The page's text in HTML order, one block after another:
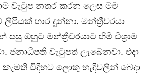
වැටුප නතර කරන ලෙස මම
භාර දුන්නා. මන්ත්‍රීවරයා
පසු ඔහුට මන්ත්‍රීවරයාට හිමි විශ්‍රාම
ජනාධිපති වැටුපත් ලැබෙනවා. එදා
විදිහට ලොකු හැඳිවලින් බෙදා